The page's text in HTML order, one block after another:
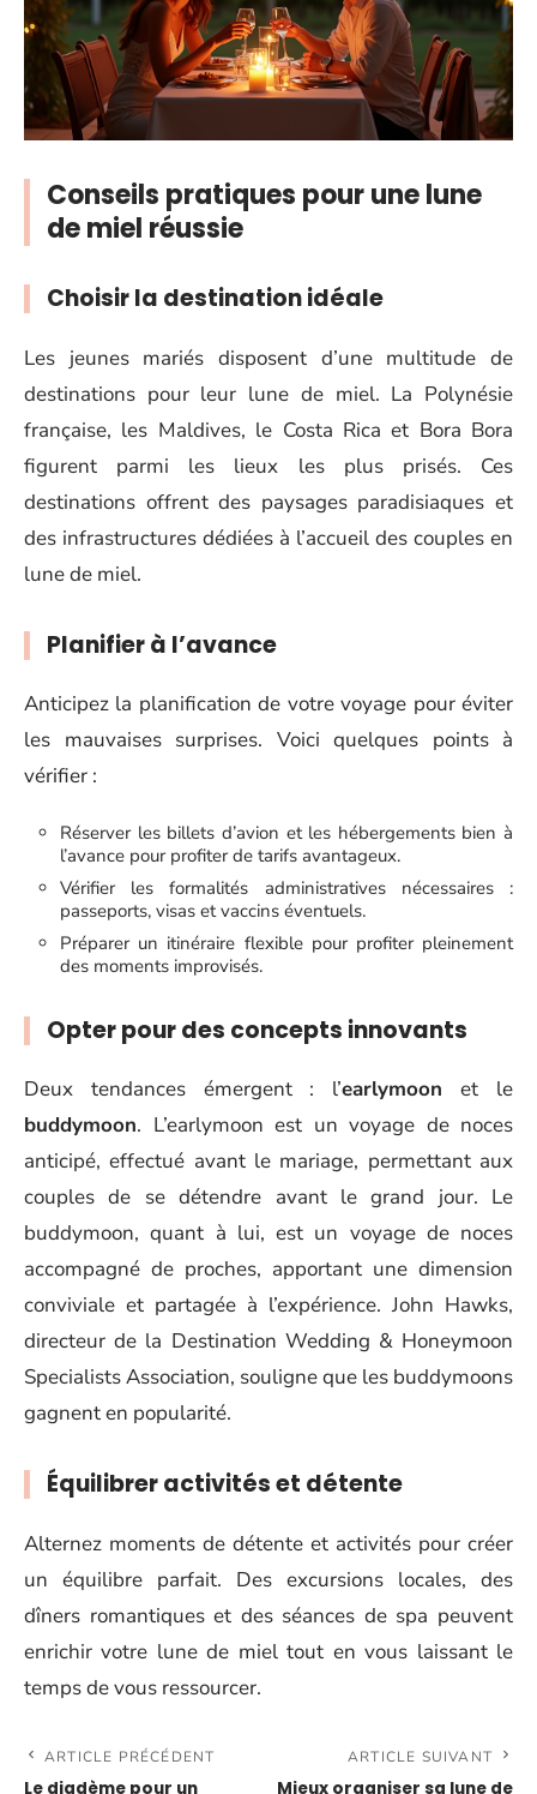
Conseils pratiques pour une lune
de miel réussie
Choisir la destination idéale
Les jeunes mariés disposent d’une multitude de
destinations pour leur lune de miel. La Polynésie
française, les Maldives, le Costa Rica et Bora Bora
figurent parmi les lieux les plus prisés. Ces
destinations offrent des paysages paradisiaques et
des infrastructures dédiées à l’accueil des couples en
lune de miel.
Planifier à l’avance
Anticipez la planification de votre voyage pour éviter
les mauvaises surprises. Voici quelques points à
vérifier :
Réserver les billets d’avion et les hébergements bien à
l’avance pour profiter de tarifs avantageux.
Vérifier les formalités administratives nécessaires :
passeports, visas et vaccins éventuels.
Préparer un itinéraire flexible pour profiter pleinement
des moments improvisés.
Opter pour des concepts innovants
Deux tendances émergent : l’earlymoon et le
buddymoon. L’earlymoon est un voyage de noces
anticipé, effectué avant le mariage, permettant aux
couples de se détendre avant le grand jour. Le
buddymoon, quant à lui, est un voyage de noces
accompagné de proches, apportant une dimension
conviviale et partagée à l’expérience. John Hawks,
directeur de la Destination Wedding & Honeymoon
Specialists Association, souligne que les buddymoons
gagnent en popularité.
Équilibrer activités et détente
Alternez moments de détente et activités pour créer
un équilibre parfait. Des excursions locales, des
dîners romantiques et des séances de spa peuvent
enrichir votre lune de miel tout en vous laissant le
temps de vous ressourcer.
ARTICLE PRÉCÉDENT
Le diadème pour un
ARTICLE SUIVANT
Mieux organiser sa lune de